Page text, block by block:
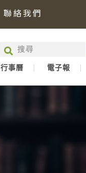
聯絡我們
行事曆 電子報